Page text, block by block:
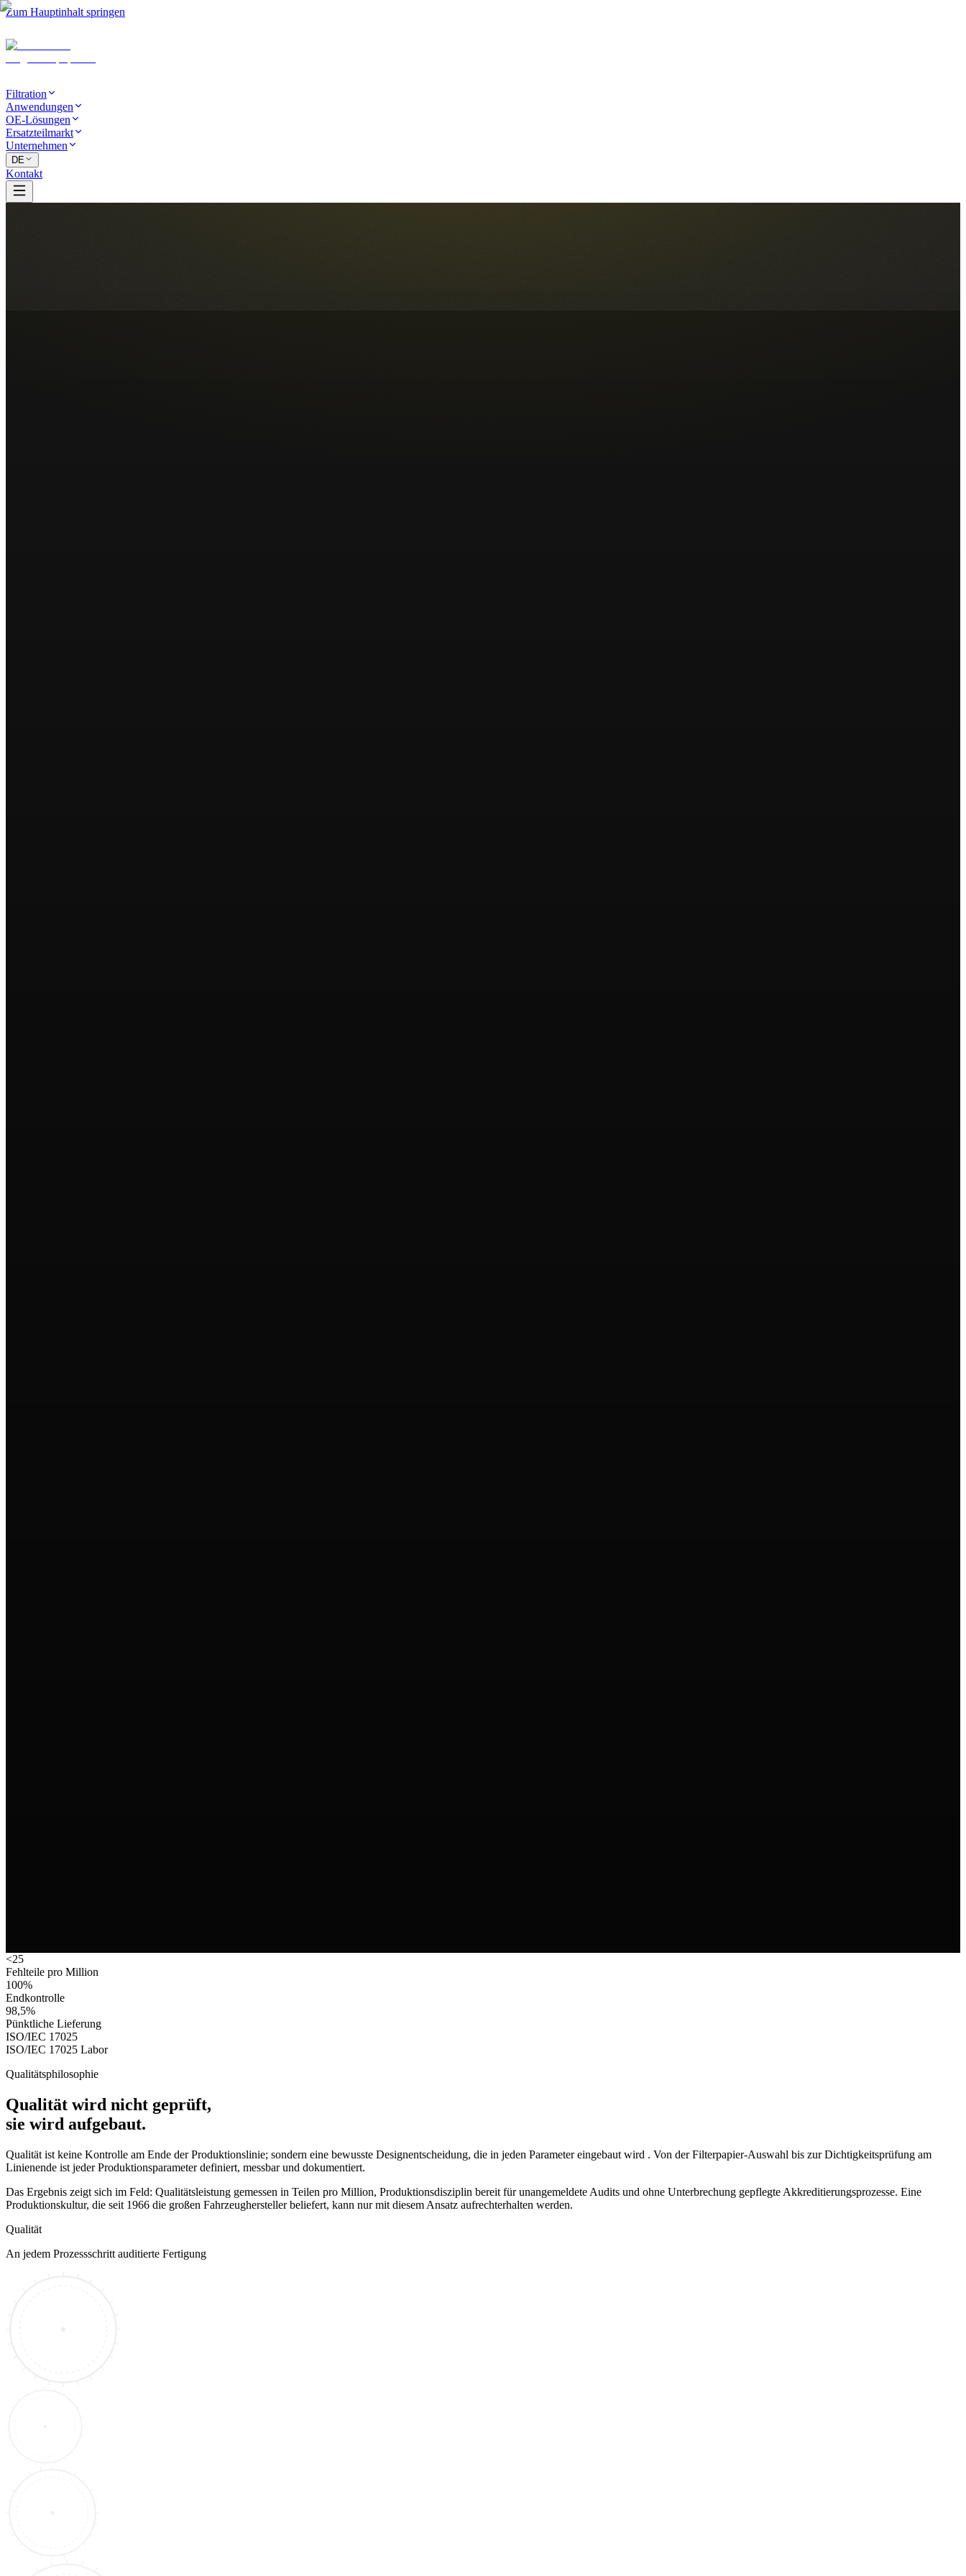
Zum Hauptinhalt springen
Filtration
Anwendungen
OE-Lösungen
Ersatzteilmarkt
Unternehmen
DE
Kontakt
60+ Jahre
<25
Fehlteile pro Million
100%
Endkontrolle
98,5%
Pünktliche Lieferung
ISO/IEC 17025
ISO/IEC 17025 Labor
Qualitätsphilosophie
Qualität wird nicht geprüft,
sie wird aufgebaut.
Qualität ist keine Kontrolle am Ende der Produktionslinie; sondern eine bewusste Designentscheidung, die in jeden Parameter eingebaut wird . Von der Filterpapier-Auswahl bis zur Dichtigkeitsprüfung am
Linienende ist jeder Produktionsparameter definiert, messbar und dokumentiert.
Das Ergebnis zeigt sich im Feld: Qualitätsleistung gemessen in Teilen pro Million, Produktionsdisziplin bereit für unangemeldete Audits und ohne Unterbrechung gepflegte Akkreditierungsprozesse. Eine
Produktionskultur, die seit 1966 die großen Fahrzeughersteller beliefert, kann nur mit diesem Ansatz aufrechterhalten werden.
Qualität
An jedem Prozessschritt auditierte Fertigung